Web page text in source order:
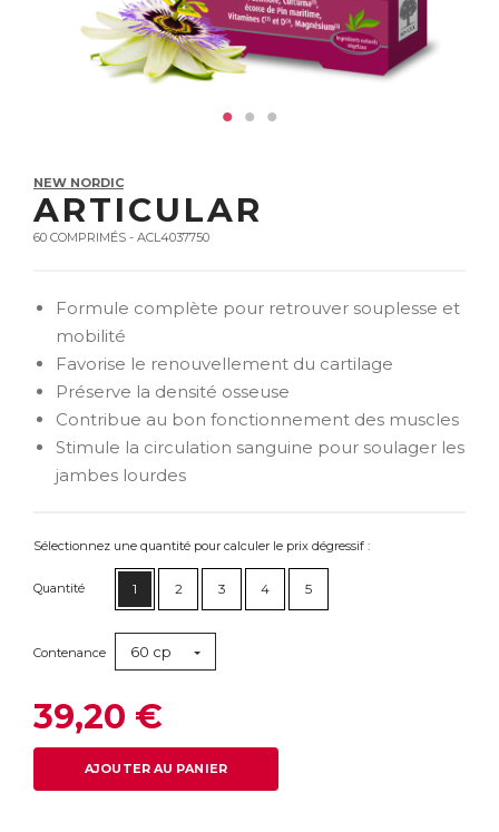
NEW NORDIC
ARTICULAR
60 COMPRIMÉS - ACL4037750
Formule complète pour retrouver souplesse et
mobilité
Favorise le renouvellement du cartilage
Préserve la densité osseuse
Contribue au bon fonctionnement des muscles
Stimule la circulation sanguine pour soulager les
jambes lourdes
Sélectionnez une quantité pour calculer le prix dégressif :
Quantité 1 2 3 4 5
Contenance 60 cp
39,20 €
AJOUTER AU PANIER